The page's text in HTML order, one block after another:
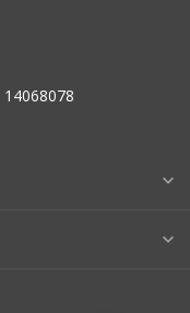
14068078